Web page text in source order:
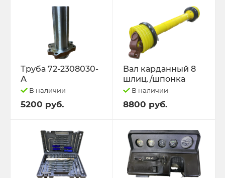
Труба 72-2308030-
А
В наличии
5200 руб.
Вал карданный 8
шлиц./шпонка
В наличии
8800 руб.